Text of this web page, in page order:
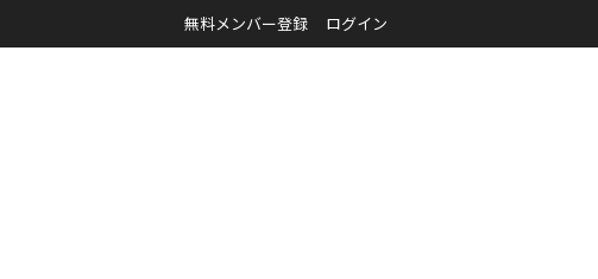
無料メンバー登録 ログイン